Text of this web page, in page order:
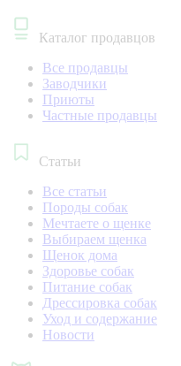
Каталог продавцов
Все продавцы
Заводчики
Приюты
Частные продавцы
Статьи
Все статьи
Породы собак
Мечтаете о щенке
Выбираем щенка
Щенок дома
Здоровье собак
Питание собак
Дрессировка собак
Уход и содержание
Новости